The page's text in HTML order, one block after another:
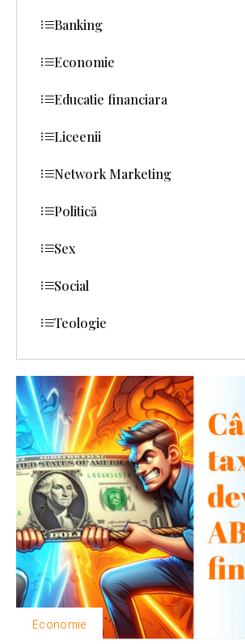
Economie
Banking
Economie
Educatie financiara
Liceenii
Network Marketing
Politică
Sex
Social
Teologie